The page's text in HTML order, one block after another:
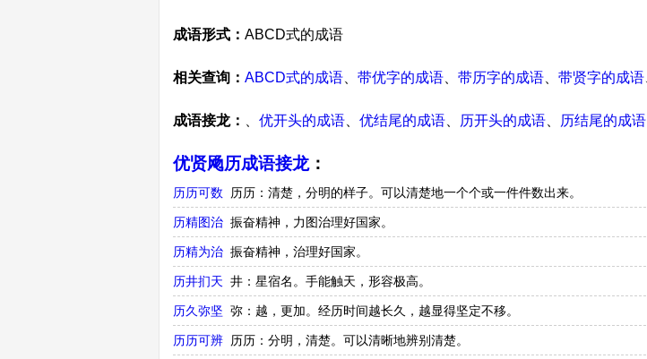
成语形式： ABCD式的成语
相关查询： ABCD式的成语 带优字的成语 带历字的成语 带贤字的成语
成语接龙： 优开头的成语 优结尾的成语 历开头的成语 历结尾的成语
优贤飏历成语接龙：
历历可数 历历：清楚，分明的样子。可以清楚地一个个或一件件数出来。
历精图治 振奋精神，力图治理好国家。
历精为治 振奋精神，治理好国家。
历井扪天 井：星宿名。手能触天，形容极高。
历久弥坚 弥：越，更加。经历时间越长久，越显得坚定不移。
历历可辨 历历：分明，清楚。可以清晰地辨别清楚。